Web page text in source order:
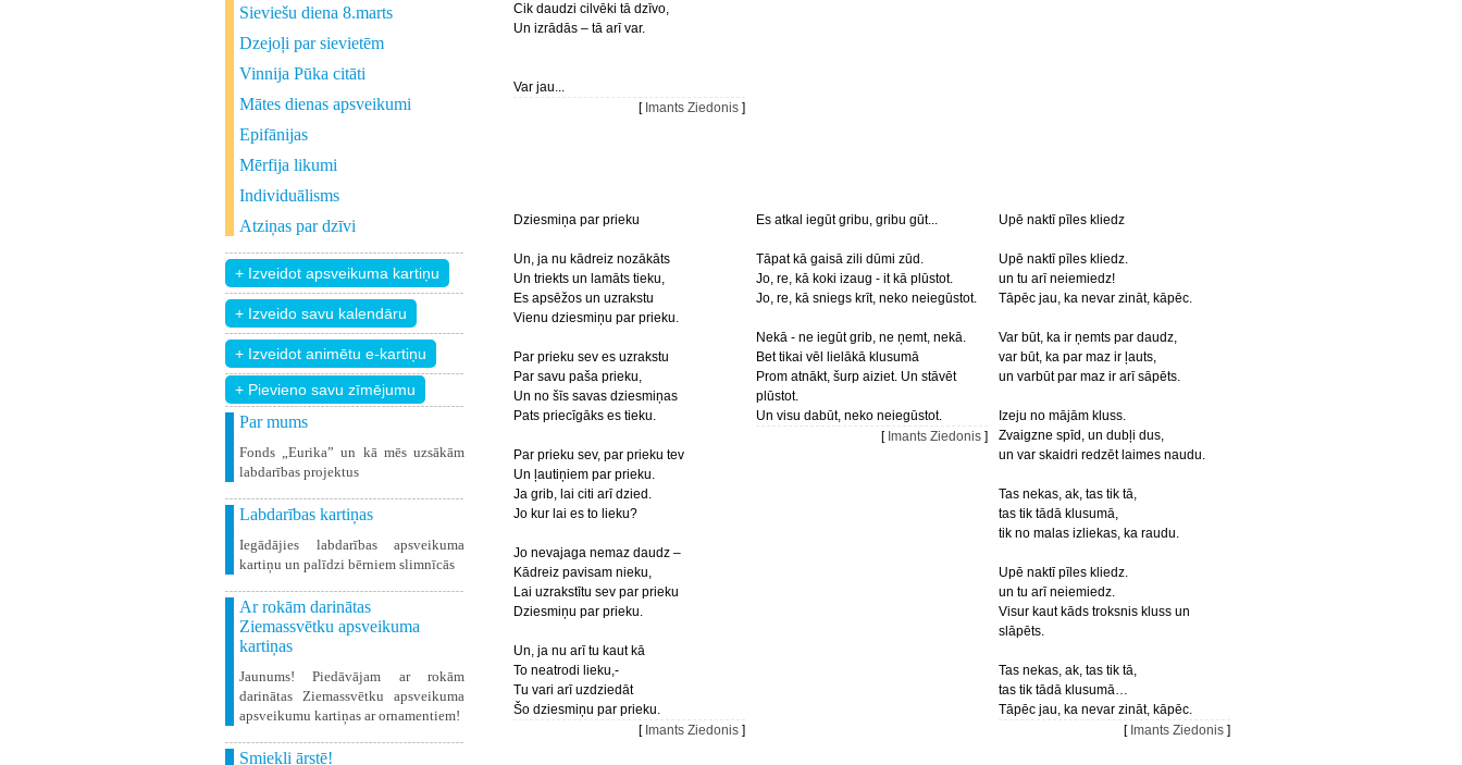
Sieviešu diena 8.marts
Dzejoļi par sievietēm
Vinnija Pūka citāti
Mātes dienas apsveikumi
Epifānijas
Mērfija likumi
Individuālisms
Atziņas par dzīvi
+ Pievieno savu zīmējumu
Par mums
Fonds „Eurika” un kā mēs uzsākām
labdarības projektus
Labdarības kartiņas
Iegādājies labdarības apsveikuma
kartiņu un palīdzi bērniem slimnīcās
Ar rokām darinātas
Ziemassvētku apsveikuma
kartiņas
Jaunums! Piedāvājam ar rokām
darinātas Ziemassvētku apsveikuma
apsveikumu kartiņas ar ornamentiem!
Smiekli ārstē!
Cik daudzi cilvēki tā dzīvo,
Un izrādās – tā arī var.
Var jau...
[ Imants Ziedonis ]
Dziesmiņa par prieku
Un, ja nu kādreiz nozākāts
Un triekts un lamāts tieku,
Es apsēžos un uzrakstu
Vienu dziesmiņu par prieku.
Par prieku sev es uzrakstu
Par savu paša prieku,
Un no šīs savas dziesmiņas
Pats priecīgāks es tieku.
Par prieku sev, par prieku tev
Un ļautiņiem par prieku.
Ja grib, lai citi arī dzied.
Jo kur lai es to lieku?
Jo nevajaga nemaz daudz –
Kādreiz pavisam nieku,
Lai uzrakstītu sev par prieku
Dziesmiņu par prieku.
Un, ja nu arī tu kaut kā
To neatrodi lieku,-
Tu vari arī uzdziedāt
Šo dziesmiņu par prieku.
[ Imants Ziedonis ]
Es atkal iegūt gribu, gribu gūt...
Tāpat kā gaisā zili dūmi zūd.
Jo, re, kā koki izaug - it kā plūstot.
Jo, re, kā sniegs krīt, neko neiegūstot.
Nekā - ne iegūt grib, ne ņemt, nekā.
Bet tikai vēl lielākā klusumā
Prom atnākt, šurp aiziet. Un stāvēt
plūstot.
Un visu dabūt, neko neiegūstot.
[ Imants Ziedonis ]
Upē naktī pīles kliedz
Upē naktī pīles kliedz.
un tu arī neiemiedz!
Tāpēc jau, ka nevar zināt, kāpēc.
Var būt, ka ir ņemts par daudz,
var būt, ka par maz ir ļauts,
un varbūt par maz ir arī sāpēts.
Izeju no mājām kluss.
Zvaigzne spīd, un dubļi dus,
un var skaidri redzēt laimes naudu.
Tas nekas, ak, tas tik tā,
tas tik tādā klusumā,
tik no malas izliekas, ka raudu.
Upē naktī pīles kliedz.
un tu arī neiemiedz.
Visur kaut kāds troksnis kluss un
slāpēts.
Tas nekas, ak, tas tik tā,
tas tik tādā klusumā…
Tāpēc jau, ka nevar zināt, kāpēc.
[ Imants Ziedonis ]